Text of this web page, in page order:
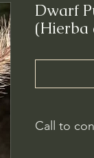
Dwarf
(Hierba
Call to